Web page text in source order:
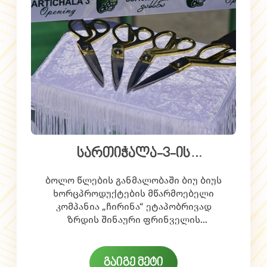
სართიჭალა-3-ის
ფერმერული კომპლექსის
გახსნა
ბოლო წლების განმალობაში ბიუ ბიუს
ხორცპროდუქტების მწარმოებელი
კომპანია „ჩირინა“ ეტაპობრივად
ზრდის შინაური ფრინველის
საწარმოო მოცულობების
გაფართოებისა და წარმოების
გაიგე მეტი